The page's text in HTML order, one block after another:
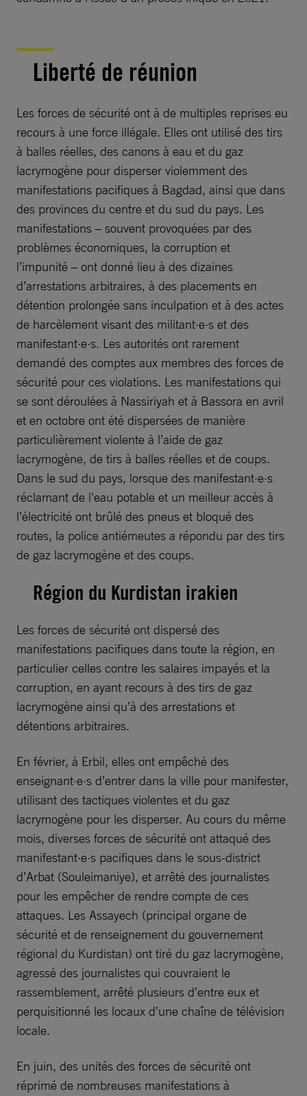
Liberté de réunion
Les forces de sécurité ont à de multiples reprises eu
recours à une force illégale. Elles ont utilisé des tirs
à balles réelles, des canons à eau et du gaz
lacrymogène pour disperser violemment des
manifestations pacifiques à Bagdad, ainsi que dans
des provinces du centre et du sud du pays. Les
manifestations – souvent provoquées par des
problèmes économiques, la corruption et
l’impunité – ont donné lieu à des dizaines
d’arrestations arbitraires, à des placements en
détention prolongée sans inculpation et à des actes
de harcèlement visant des militant·e·s et des
manifestant·e·s. Les autorités ont rarement
demandé des comptes aux membres des forces de
sécurité pour ces violations. Les manifestations qui
se sont déroulées à Nassiriyah et à Bassora en avril
et en octobre ont été dispersées de manière
particulièrement violente à l’aide de gaz
lacrymogène, de tirs à balles réelles et de coups.
Dans le sud du pays, lorsque des manifestant·e·s
réclamant de l’eau potable et un meilleur accès à
l’électricité ont brûlé des pneus et bloqué des
routes, la police antiémeutes a répondu par des tirs
de gaz lacrymogène et des coups.
Région du Kurdistan irakien
Les forces de sécurité ont dispersé des
manifestations pacifiques dans toute la région, en
particulier celles contre les salaires impayés et la
corruption, en ayant recours à des tirs de gaz
lacrymogène ainsi qu’à des arrestations et
détentions arbitraires.
En février, à Erbil, elles ont empêché des
enseignant·e·s d’entrer dans la ville pour manifester,
utilisant des tactiques violentes et du gaz
lacrymogène pour les disperser. Au cours du même
mois, diverses forces de sécurité ont attaqué des
manifestant·e·s pacifiques dans le sous-district
d’Arbat (Souleimaniye), et arrêté des journalistes
pour les empêcher de rendre compte de ces
attaques. Les Assayech (principal organe de
sécurité et de renseignement du gouvernement
régional du Kurdistan) ont tiré du gaz lacrymogène,
agressé des journalistes qui couvraient le
rassemblement, arrêté plusieurs d’entre eux et
perquisitionné les locaux d’une chaîne de télévision
locale.
En juin, des unités des forces de sécurité ont
réprimé de nombreuses manifestations à